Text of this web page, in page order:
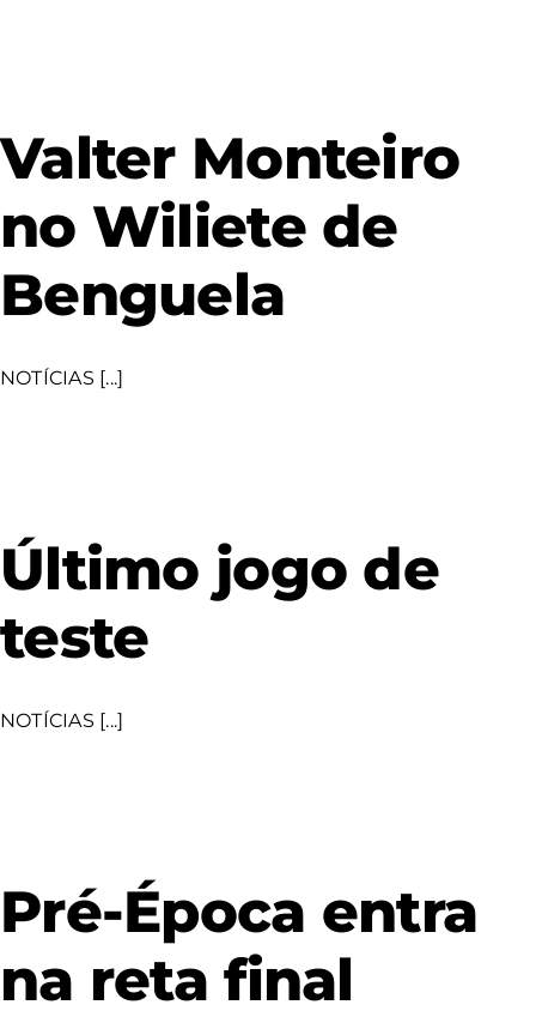
Valter Monteiro
no Wiliete de
Benguela
NOTÍCIAS [...]
Último jogo de
teste
NOTÍCIAS [...]
Pré-Época entra
na reta final